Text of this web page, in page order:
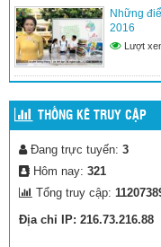
Những
2016
Lượt
THỐNG KÊ TRUY CẬP
Đang trực tuyến: 3
Hôm nay: 321
Tổng truy cập:
Địa chỉ IP: 216.73.216.88